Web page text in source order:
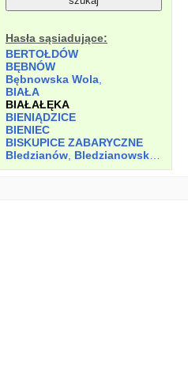
Hasła sąsiadujące:
BERTOŁDÓW
BĘBNÓW
Bębnowska Wola
BIAŁA
BIAŁAŁĘKA
BIENIĄDZICE
BIENIEC
BISKUPICE ZABARYCZNE
Bledzianów Bledzianowska Kuźnica